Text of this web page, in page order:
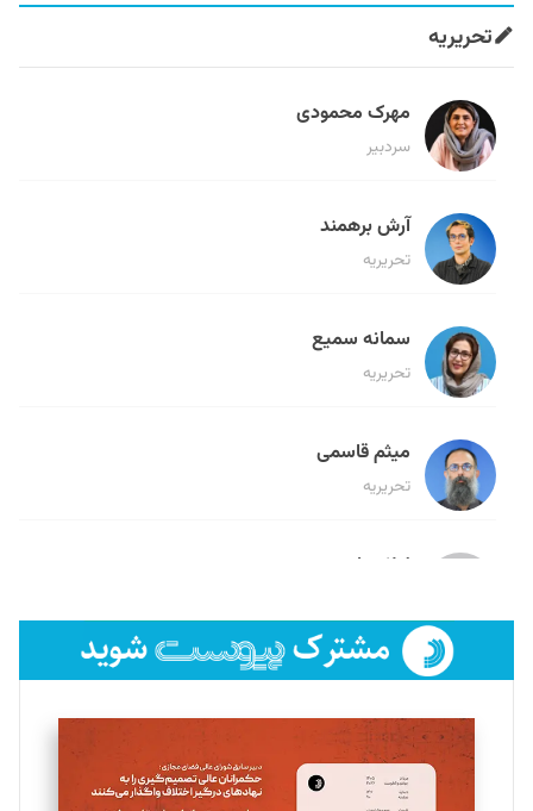
تحریریه
مهرک محمودی
سردبیر
آرش برهمند
تحریریه
سمانه سمیع
تحریریه
میثم قاسمی
تحریریه
لیلا حنارود
فائزه فتحی رستمی
تحریریه
سروش کرمیان